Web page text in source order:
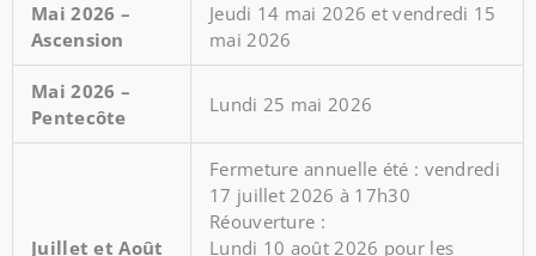
Mai 2026 –
Ascension
Jeudi 14 mai 2026 et vendredi 15
mai 2026
Mai 2026 –
Pentecôte
Lundi 25 mai 2026
Juillet et Août
Fermeture annuelle été : vendredi
17 juillet 2026 à 17h30
Réouverture :
Lundi 10 août 2026 pour les